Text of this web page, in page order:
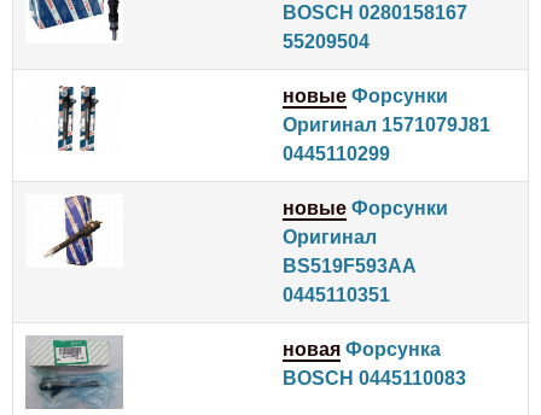
BOSCH 0280158167
55209504
новые Форсунки
Оригинал 1571079J81
0445110299
новые Форсунки
Оригинал
BS519F593AA
0445110351
новая Форсунка
BOSCH 0445110083